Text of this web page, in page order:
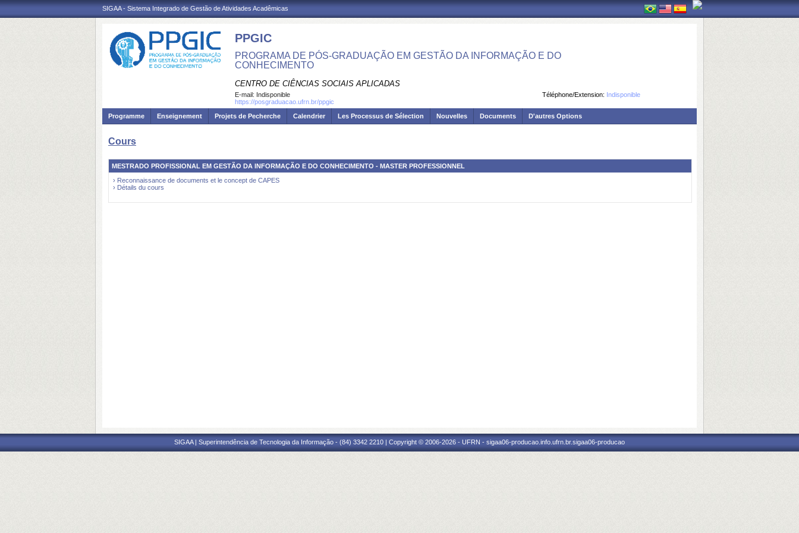
SIGAA - Sistema Integrado de Gestão de Atividades Acadêmicas
PPGIC
PROGRAMA DE PÓS-GRADUAÇÃO EM GESTÃO DA INFORMAÇÃO E DO
CONHECIMENTO
CENTRO DE CIÊNCIAS SOCIAIS APLICADAS
Téléphone/Extension: Indisponible
E-mail: Indisponible
https://posgraduacao.ufrn.br/ppgic
Programme
Enseignement Projets de Pecherche Calendrier Les Processus de Sélection Nouvelles Documents D'autres Options
Cours
MESTRADO PROFISSIONAL EM GESTÃO DA INFORMAÇÃO E DO CONHECIMENTO - MASTER PROFESSIONNEL
› Reconnaissance de documents et le concept de CAPES
› Détails du cours
SIGAA | Superintendência de Tecnologia da Informação - (84) 3342 2210 | Copyright © 2006-2026 - UFRN - sigaa06-producao.info.ufrn.br.sigaa06-producao